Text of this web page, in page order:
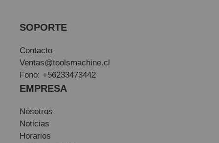
SOPORTE
Contacto
Ventas@toolsmachine.cl
Fono: +56233473442
EMPRESA
Nosotros
Noticias
Horarios